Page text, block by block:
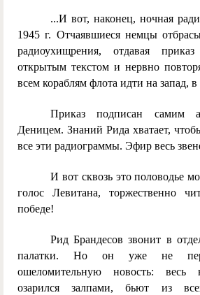
...И вот, наконец, ночная
1945 г. Отчаявшиеся немцы
радиоухищрения, отдавая
открытым текстом и нервно
всем кораблям флота идти на запад,
Приказ подписан самим
Деницем. Знаний Рида хватает,
все эти радиограммы. Эфир весь
И вот сквозь это половодье
голос Левитана, торжественно
победе!
Рид Брандесов звонит в
палатки. Но он уже не
ошеломительную новость: весь
озарился залпами, бьют из